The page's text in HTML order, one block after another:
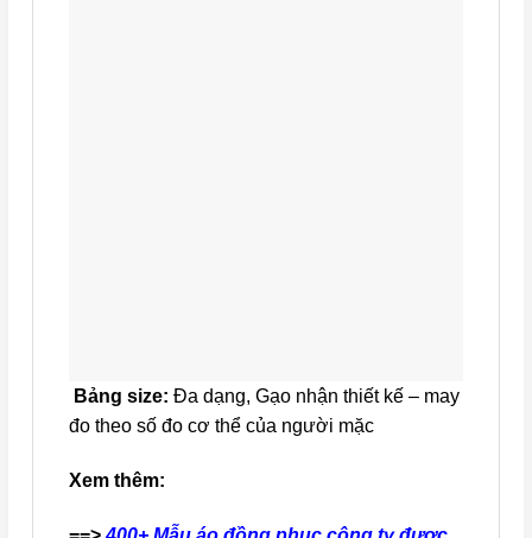
Bảng size: Đa dạng, Gạo nhận thiết kế – may
đo theo số đo cơ thể của người mặc
Xem thêm: